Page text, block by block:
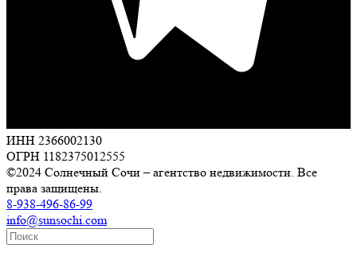
ИНН 2366002130
ОГРН 1182375012555
©2024 Солнечный Сочи – агентство недвижимости. Все
права защищены.
8-938-496-86-99
info@sunsochi.com